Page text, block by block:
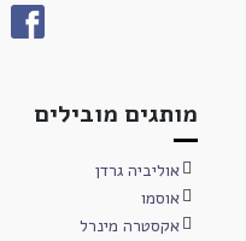
מותגים מובילים
אוליביה גרדן
אוסמו
אקסטרה מינרל